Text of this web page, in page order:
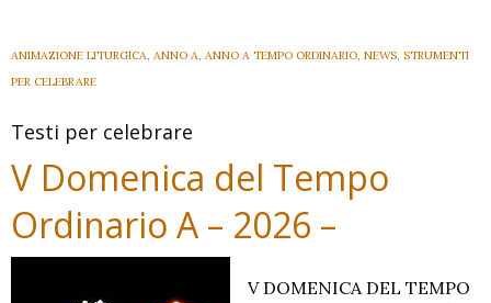
della
ANIMAZIONE LITURGICA, ANNO A, ANNO A TEMPO ORDINARIO, NEWS, STRUMENTI
PER CELEBRARE
Testi per celebrare
V Domenica del Tempo
Ordinario A – 2026 –
V DOMENICA DEL TEMPO